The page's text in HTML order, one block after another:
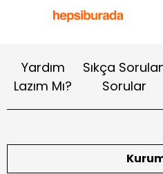
Yardım
Lazım Mı?
Sıkça
Sorular